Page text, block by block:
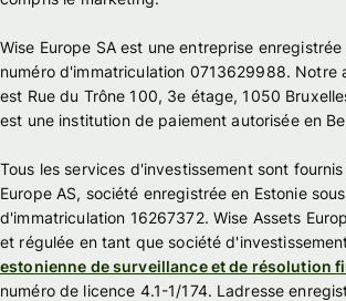
Wise Europe SA est une entreprise
numéro d'immatriculation 0713629988. Notre
est Rue du Trône 100, 3e étage, 1050
est une institution de paiement autorisée en
Tous les services d'investissement sont
Europe AS, société enregistrée en Estonie
d'immatriculation 16267372. Wise Assets
et régulée en tant que société
estonienne de surveillance et de résolution
numéro de licence 4.1-1/174. Ladresse